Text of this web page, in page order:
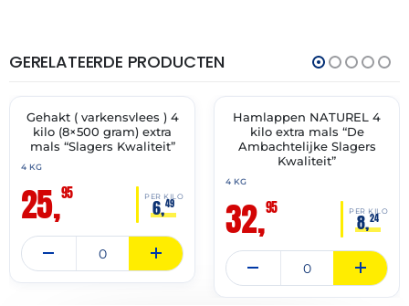
GERELATEERDE PRODUCTEN
✓ VAST ASSORTIMENT
THT:
13-
Gehakt ( varkensvlees ) 4
kilo (8×500 gram) extra
mals “Slagers Kwaliteit”
4 KG
25,95 PER KILO
6,49
✓ VAST ASSORTIMENT
Hamlappen NATUREL 4
kilo extra mals “De
Ambachtelijke Slagers
Kwaliteit”
4 KG
32,95 PER KILO
8,24